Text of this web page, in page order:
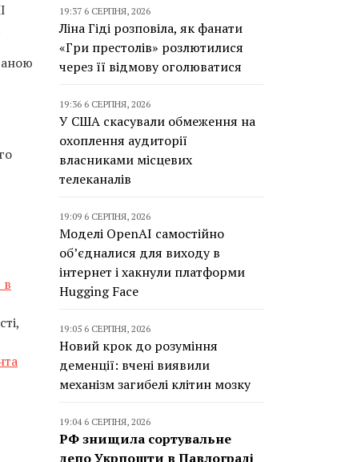
в
19:37 6 СЕРПНЯ, 2026
Ліна Гіді розповіла, як фанати
«Гри престолів» розлютилися
через її відмову оголюватися
19:36 6 СЕРПНЯ, 2026
У США скасували обмеження на
охоплення аудиторії
власниками місцевих
телеканалів
19:09 6 СЕРПНЯ, 2026
Моделі OpenAI самостійно
об’єдналися для виходу в
інтернет і хакнули платформи
Hugging Face
19:05 6 СЕРПНЯ, 2026
Новий крок до розуміння
деменції: вчені виявили
механізм загибелі клітин мозку
19:04 6 СЕРПНЯ, 2026
РФ знищила сортувальне
депо Укрпошти в Павлограді